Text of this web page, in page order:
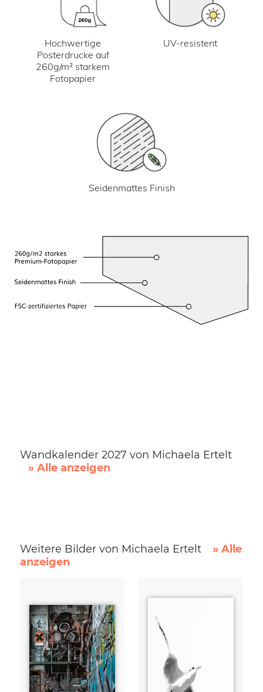
Hochwertige
Posterdrucke auf
260g/m² starkem
Fotopapier
UV-resistent
Seidenmattes Finish
Wandkalender 2027 von Michaela Ertelt
» Alle anzeigen
Weitere Bilder von Michaela Ertelt
» Alle
anzeigen